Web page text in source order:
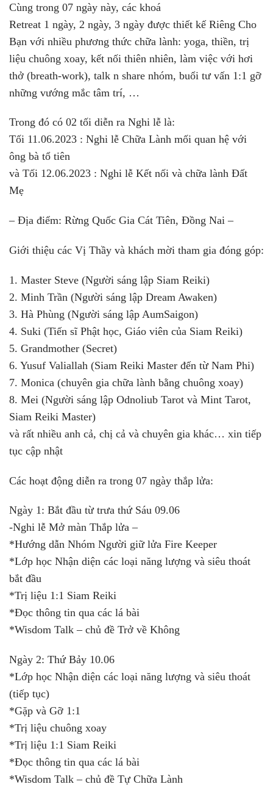
Cùng trong 07 ngày này, các khoá
Retreat 1 ngày, 2 ngày, 3 ngày được thiết kế Riêng Cho
Bạn với nhiều phương thức chữa lành: yoga, thiền, trị
liệu chuông xoay, kết nối thiên nhiên, làm việc với hơi
thở (breath-work), talk n share nhóm, buổi tư vấn 1:1 gỡ
những vướng mắc tâm trí, …
Trong đó có 02 tối diễn ra Nghi lễ là:
Tối 11.06.2023 : Nghi lễ Chữa Lành mối quan hệ với
ông bà tổ tiên
và Tối 12.06.2023 : Nghi lễ Kết nối và chữa lành Đất
Mẹ
– Địa điểm: Rừng Quốc Gia Cát Tiên, Đồng Nai –
Giới thiệu các Vị Thầy và khách mời tham gia đóng góp:
1. Master Steve (Người sáng lập Siam Reiki)
2. Minh Trần (Người sáng lập Dream Awaken)
3. Hà Phùng (Người sáng lập AumSaigon)
4. Suki (Tiến sĩ Phật học, Giáo viên của Siam Reiki)
5. Grandmother (Secret)
6. Yusuf Valiallah (Siam Reiki Master đến từ Nam Phi)
7. Monica (chuyên gia chữa lành bằng chuông xoay)
8. Mei (Người sáng lập Odnoliub Tarot và Mint Tarot,
Siam Reiki Master)
và rất nhiều anh cả, chị cả và chuyên gia khác… xin tiếp
tục cập nhật
Các hoạt động diễn ra trong 07 ngày thắp lửa:
Ngày 1: Bắt đầu từ trưa thứ Sáu 09.06
-Nghi lễ Mở màn Thắp lửa –
*Hướng dẫn Nhóm Người giữ lửa Fire Keeper
*Lớp học Nhận diện các loại năng lượng và siêu thoát
bắt đầu
*Trị liệu 1:1 Siam Reiki
*Đọc thông tin qua các lá bài
*Wisdom Talk – chủ đề Trở về Không
Ngày 2: Thứ Bảy 10.06
*Lớp học Nhận diện các loại năng lượng và siêu thoát
(tiếp tục)
*Gặp và Gỡ 1:1
*Trị liệu chuông xoay
*Trị liệu 1:1 Siam Reiki
*Đọc thông tin qua các lá bài
*Wisdom Talk – chủ đề Tự Chữa Lành